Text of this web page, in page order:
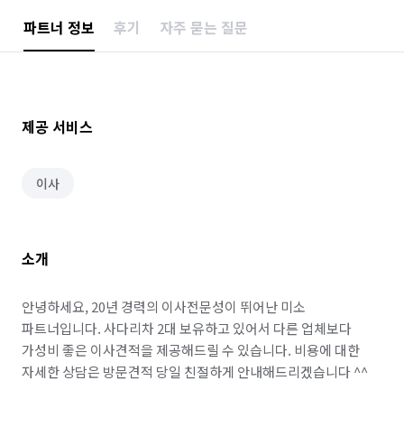
파트너 정보 후기 자주 묻는 질문
제공 서비스
이사
소개
안녕하세요, 20년 경력의 이사전문성이 뛰어난 미소
파트너입니다. 사다리차 2대 보유하고 있어서 다른 업체보다
가성비 좋은 이사견적을 제공해드릴 수 있습니다. 비용에 대한
자세한 상담은 방문견적 당일 친절하게 안내해드리겠습니다 ^^